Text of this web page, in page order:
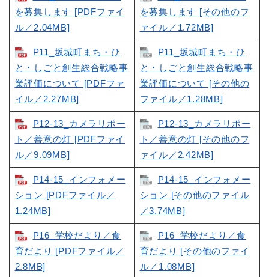
を募集します [PDFファイ
ル／2.04MB]
を募集します [その他のフ
ァイル／1.72MB]
P11_坂城町まち・ひ
と・しごと創生総合戦略事
業評価について [PDFファ
イル／2.27MB]
P11_坂城町まち・ひ
と・しごと創生総合戦略事
業評価について [その他の
ファイル／1.28MB]
P12-13_カメラリポー
ト／善意の灯 [PDFファイ
ル／9.09MB]
P12-13_カメラリポー
ト／善意の灯 [その他のフ
ァイル／2.42MB]
P14-15_インフォメー
ション [PDFファイル／
1.24MB]
P14-15_インフォメー
ション [その他のファイル
／3.74MB]
P16_学校だより／食
育だより [PDFファイル／
2.8MB]
P16_学校だより／食
育だより [その他のファイ
ル／1.08MB]